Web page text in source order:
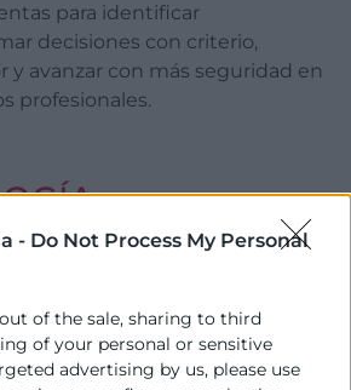
- Do Not Process My Personal
of the sale, sharing to third
of your personal or sensitive
advertising by us, please use
para identificar
decisiones con criterio,
y avanzar con más seguridad en
profesionales.
serán teórico-prácticas.
de actividades prácticas,
y casos reales que te
lo aprendido con situaciones del